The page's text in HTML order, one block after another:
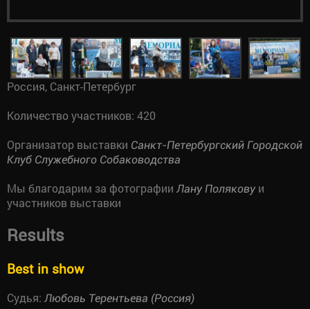
Россия, Санкт-Петербург
Количество участников: 420
Организатор выставки Санкт-Петербургский Городской
Клуб Служебного Собаководства
Мы благодарим за фотографии Лану Полякову и
участников выставки
Results
Best in show
Судья: Любовь Терентьева (Россия)